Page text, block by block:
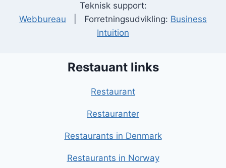
Teknisk support:
Webbureau | Forretningsudvikling: Business
Intuition
Restauant links
Restaurant
Restauranter
Restaurants in Denmark
Restaurants in Norway